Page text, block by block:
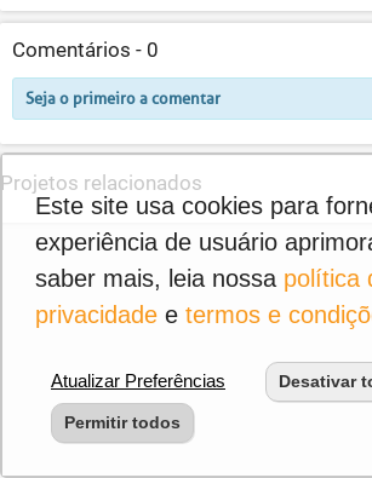
Comentários - 0
Seja o primeiro a comentar
Projetos relacionados
Este site usa cookies para
experiência de usuário
saber mais, leia nossa política
privacidadee termos e
Atualizar Preferências Desativar
Permitir todos